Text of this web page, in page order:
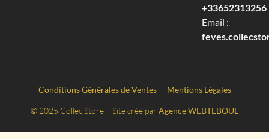
+33652313256‬
Email :
Conditions Générales de Ventes – Mentions Légales
© 2025 Collec Store – Site créé par Agence WEBTEBOUL